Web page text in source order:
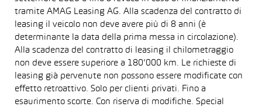
tramite AMAG Leasing AG. Alla scadenza del contratto di
leasing il veicolo non deve avere più di 8 anni (è
determinante la data della prima messa in circolazione).
Alla scadenza del contratto di leasing il chilometraggio
non deve essere superiore a 180’000 km. Le richieste di
leasing già pervenute non possono essere modificate con
effetto retroattivo. Solo per clienti privati. Fino a
esaurimento scorte. Con riserva di modifiche. Special